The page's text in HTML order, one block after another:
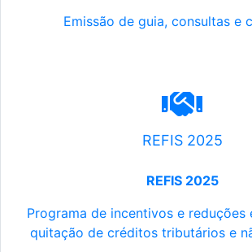
Emissão de guia, consultas e
REFIS 2025
REFIS 2025
Programa de incentivos e reduções
quitação de créditos tributários e